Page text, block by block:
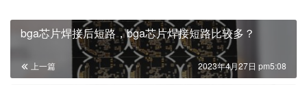
bga芯片焊接后短路，bga芯片焊接短路比较多？
上一篇 2023年4月27日 pm5:08